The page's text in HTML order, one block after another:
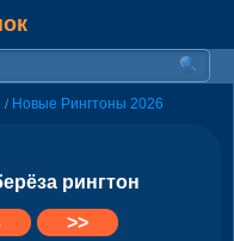
/ Новые Рингтоны 2026
рингтон
>>